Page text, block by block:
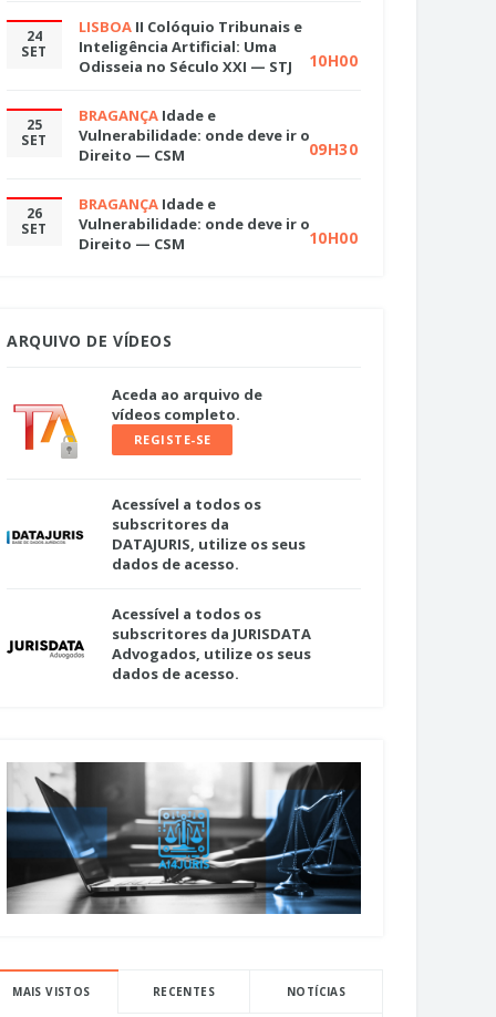
24
SET
LISBOA II Colóquio Tribunais e
Inteligência Artificial: Uma
Odisseia no Século XXI — STJ
10H00
25
SET
BRAGANÇA Idade e
Vulnerabilidade: onde deve ir o
Direito — CSM
09H30
26
SET
BRAGANÇA Idade e
Vulnerabilidade: onde deve ir o
Direito — CSM
10H00
ARQUIVO DE VÍDEOS
Aceda ao arquivo de
vídeos completo.
REGISTE-SE
Acessível a todos os
subscritores da
DATAJURIS, utilize os seus
dados de acesso.
Acessível a todos os
subscritores da JURISDATA
Advogados, utilize os seus
dados de acesso.
MAIS VISTOS RECENTES NOTÍCIAS